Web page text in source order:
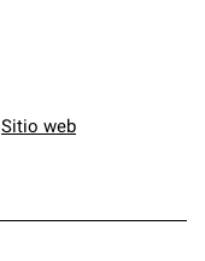
Sitio web